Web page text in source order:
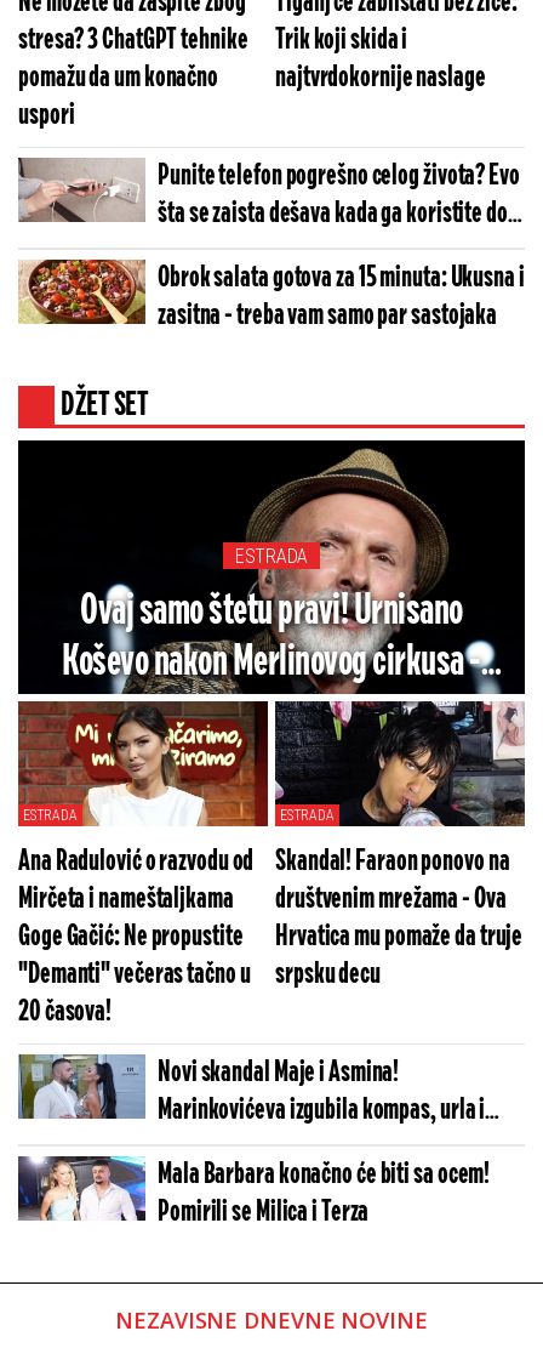
stresa? 3 ChatGPT tehnike
pomažu da um konačno
uspori
Trik koji skida i
najtvrdokornije naslage
Punite telefon pogrešno celog života? Evo
šta se zaista dešava kada ga koristite dok
je na punjaču
Obrok salata gotova za 15 minuta: Ukusna i
zasitna - treba vam samo par sastojaka
DŽET SET
ESTRADA
Ovaj samo štetu pravi! Urnisano
Koševo nakon Merlinovog cirkusa -
Bosanci traže da sve plati
ESTRADA
Ana Radulović o razvodu od
Mirčeta i nameštaljkama
Goge Gačić: Ne propustite
"Demanti" večeras tačno u
20 časova!
ESTRADA
Skandal! Faraon ponovo na
društvenim mrežama - Ova
Hrvatica mu pomaže da truje
srpsku decu
Novi skandal Maje i Asmina!
Marinkovićeva izgubila kompas, urla i
psuje (VIDEO)
Mala Barbara konačno će biti sa ocem!
Pomirili se Milica i Terza
NEZAVISNE DNEVNE NOVINE